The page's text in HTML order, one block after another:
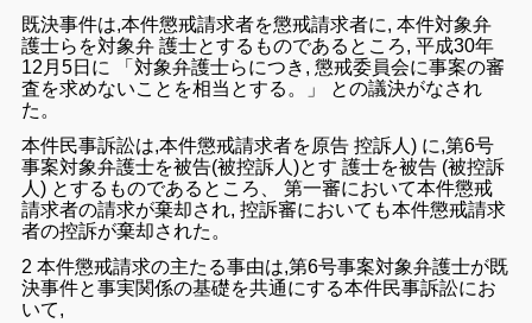
既決事件は,本件懲戒請求者を懲戒請求者に,本件対象弁
護士ら を対象弁護士とする ものである ところ,平成30年
12 月5日 に 「対象弁護士らにつき ,懲戒委員会に事案の審
査を求めないこと を相当 とする 。 」 との議決がなされ
た 。
本件民事訴訟は,本件懲戒請求者を原告控訴人) に,第6号
事案対象弁護士を被告(被控訴人)とす護士を被告 (被控訴
人) とする ものである ところ 、第一審において本件懲戒
請求者の請求が棄却され,控訴審において も本件懲戒請求
者の控訴が棄却された 。
2本件懲戒請求の主たる事由は,第6号事案対象弁護士が既
決事件と事実関係の基礎を共通にする本件民事訴訟にお
いて,